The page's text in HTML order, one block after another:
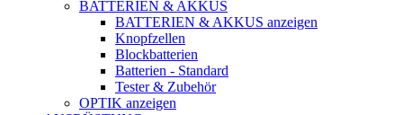
BATTERIEN & AKKUS
BATTERIEN & AKKUS anzeigen
Knopfzellen
Blockbatterien
Batterien - Standard
Tester & Zubehör
OPTIK anzeigen